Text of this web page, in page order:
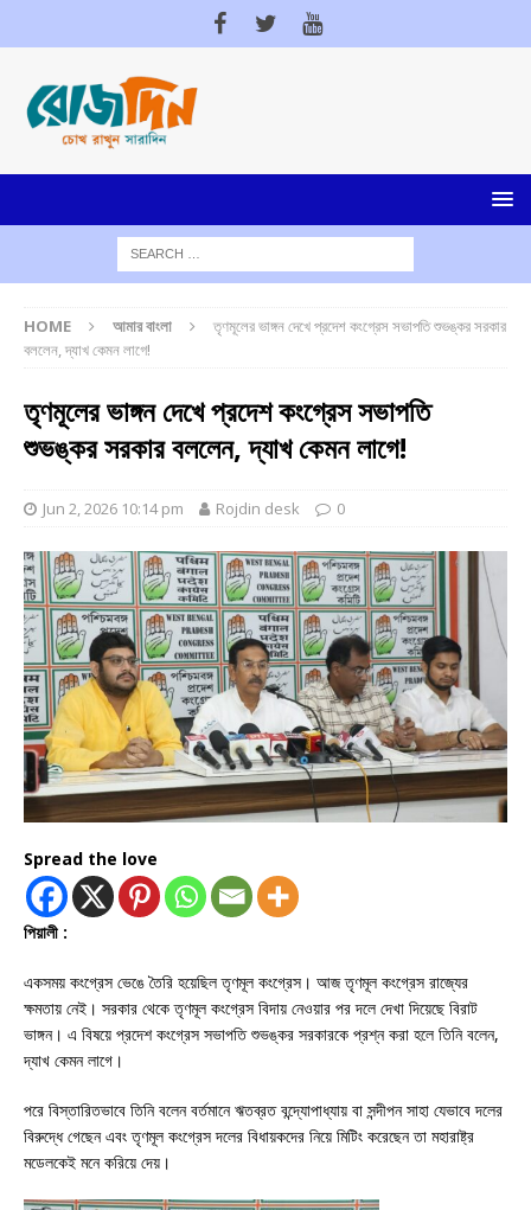
HOME আমার বাংলা
তৃণমূলের ভাঙ্গন দেখে প্রদেশ কংগ্রেস সভাপতি শুভঙ্কর সরকার
বললেন, দ্যাখ কেমন লাগে!
তৃণমূলের ভাঙ্গন দেখে প্রদেশ কংগ্রেস সভাপতি
শুভঙ্কর সরকার বললেন, দ্যাখ কেমন লাগে!
Jun 2, 2026 10:14 pm Rojdin desk 0
Spread the love
পিয়ালী :
একসময় কংগ্রেস ভেঙে তৈরি হয়েছিল তৃণমূল কংগ্রেস। আজ তৃণমূল কংগ্রেস রাজ্যের
ক্ষমতায় নেই। সরকার থেকে তৃণমূল কংগ্রেস বিদায় নেওয়ার পর দলে দেখা দিয়েছে বিরাট
ভাঙ্গন। এ বিষয়ে প্রদেশ কংগ্রেস সভাপতি শুভঙ্কর সরকারকে প্রশ্ন করা হলে তিনি বলেন,
দ্যাখ কেমন লাগে।
পরে বিস্তারিতভাবে তিনি বলেন বর্তমানে ঋতব্রত বন্দ্যোপাধ্যায় বা সন্দীপন সাহা যেভাবে দলের
বিরুদ্ধে গেছেন এবং তৃণমূল কংগ্রেস দলের বিধায়কদের নিয়ে মিটিং করেছেন তা মহারাষ্ট্র
মডেলকেই মনে করিয়ে দেয়।